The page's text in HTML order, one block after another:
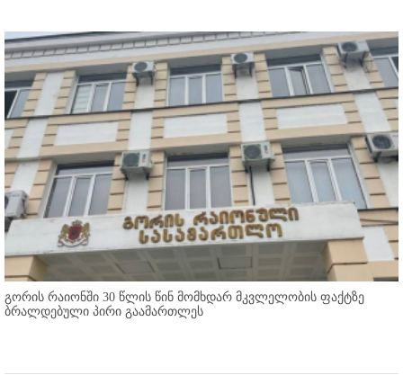
გორის რაიონში 30 წლის წინ მომხდარ მკვლელობის ფაქტზე
ბრალდებული პირი გაამართლეს